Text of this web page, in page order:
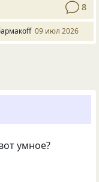
8
09 июл 2026
умное?